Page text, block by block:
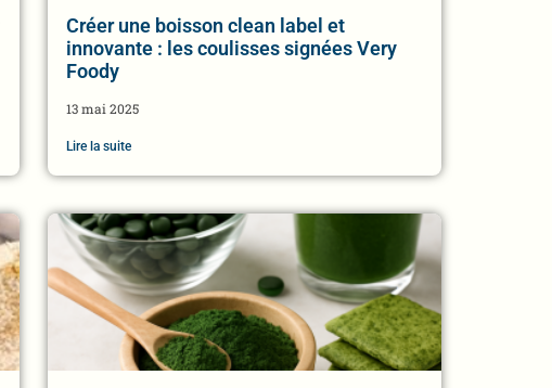
Créer une boisson clean label et
innovante : les coulisses signées Very
Foody
13 mai 2025
Lire la suite